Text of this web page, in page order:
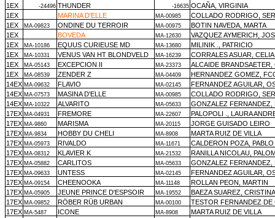
1EX
-24496 THUNDER -16635 OCAÑA, VIRGINIA
1EX
MARINA D'ELLE MA-00985
COLLADO RODRIGO,
1EX
MA-09823 ONDINE DU TERROIR MA-00975
BOTIN NAVEDA, MARTA
1EX
BOVEDA MA-12630
VAZQUEZ AYMERICH,
1EX
MA-10186 EQUUS CURIEUSE MD MA-13680
MILINIK ., PATRICIO
1EX
MA-10331 VENUS VAN HT BLONDVELD MA-16239
CORRALES ASUAR, CELIA
1EX
MA-05143 EXCEPCION II MA-23373
ALCAIDE BRANDSAETER,
1EX
MA-08539 ZENDER Z MA-04409
HERNANDEZ GOMEZ,
14EX MA-09632 FLAVIO MA-02145
FERNANDEZ AGUILAR,
14EX MA-07573 MASINA D'ELLE MA-00985
COLLADO RODRIGO,
14EX MA-10322 ALVARITO MA-05633
GONZALEZ FERNANDEZ,
17EX MA-04931 FREMORE MA-22607
PALOPOLI ., LAURA
17EX MA-9860 MARISMA MA-20115
JORGE GUISADO LEIRO
17EX MA-9834 HOBBY DU CHELI MA-8908
MARTA RUIZ DE VILLA
17EX MA-05973 RIVALDO MA-11671
CALDERON POZA, PABLO
17EX MA-08312 KLAVIER K MA-21532
RANILLA NICOLAU,
17EX MA-05882 CARLITOS MA-05633
GONZALEZ FERNANDEZ,
17EX MA-09633 UNTESS MA-02145
FERNANDEZ AGUILAR,
17EX MA-09154 CHEENOOKA MA-11148
ROLLAN PEON, MARTIN
17EX MA-05905 JEUNE PRINCE D'ESPSOIR MA-19552
BAEZA SUAREZ, CRISTINA
17EX MA-09852 RÖBER RÜB URBAN MA-00100
TESTOR FERNANDEZ DE
17EX MA-5487 ICONE MA-8908
MARTA RUIZ DE VILLA